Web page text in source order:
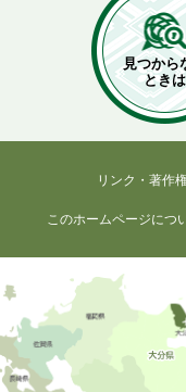
見つから
ときは
リンク・著作
このホームページにつ